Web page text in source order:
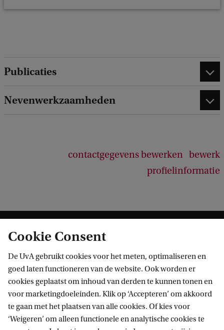
Publicaties
Nevenwerkzaamheden
contactgegevens bewerken bewerk
profielinformatie
Informatie voor
Bachelorstudiekiezers
Masterstudiekiezers
Direct naar
Cookie Consent
De UvA gebruikt cookies voor het meten, optimaliseren en
goed laten functioneren van de website. Ook worden er
cookies geplaatst om inhoud van derden te kunnen tonen en
voor marketingdoeleinden. Klik op ‘Accepteren’ om akkoord
te gaan met het plaatsen van alle cookies. Of kies voor
‘Weigeren’ om alleen functionele en analytische cookies te